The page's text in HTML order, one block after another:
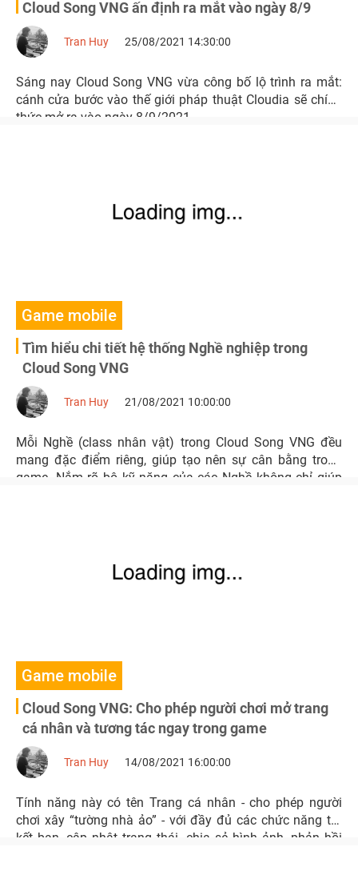
Cloud Song VNG ấn định ra mắt vào ngày 8/9
Tran Huy 25/08/2021 14:30:00
Sáng nay Cloud Song VNG vừa công bố lộ trình ra mắt:
cánh cửa bước vào thế giới pháp thuật Cloudia sẽ chính
thức mở ra vào ngày 8/9/2021.
Game mobile
Tìm hiểu chi tiết hệ thống Nghề nghiệp trong
Cloud Song VNG
Tran Huy 21/08/2021 10:00:00
Mỗi Nghề (class nhân vật) trong Cloud Song VNG đều
mang đặc điểm riêng, giúp tạo nên sự cân bằng trong
game. Nắm rõ bộ kỹ năng của các Nghề không chỉ giúp
Game mobile
Cloud Song VNG: Cho phép người chơi mở trang
cá nhân và tương tác ngay trong game
Tran Huy 14/08/2021 16:00:00
Tính năng này có tên Trang cá nhân - cho phép người
chơi xây “tường nhà ảo” - với đầy đủ các chức năng từ:
kết bạn, cập nhật trạng thái, chia sẻ hình ảnh, phản hồi